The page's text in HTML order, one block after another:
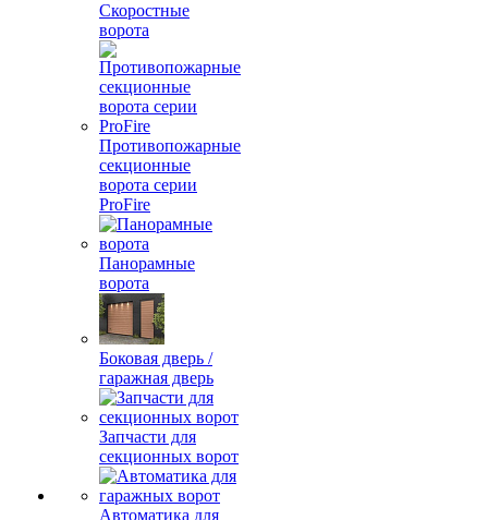
Скоростные
ворота
Противопожарные
секционные
ворота серии
ProFire
Панорамные
ворота
Боковая дверь /
гаражная дверь
Запчасти для
секционных ворот
Автоматика для